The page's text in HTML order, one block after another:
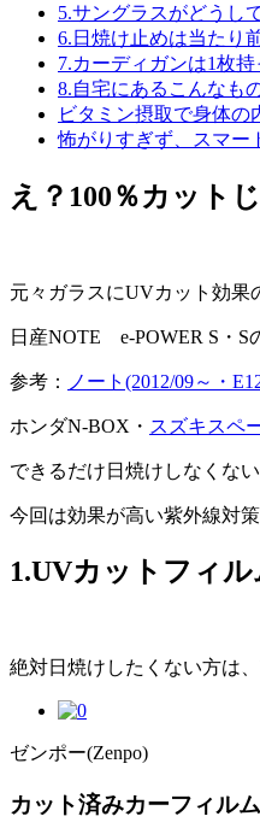
5.サングラスがどうし
6.日焼け止めは当たり
7.カーディガンは1枚
8.自宅にあるこんなも
ビタミン摂取で身体の
怖がりすぎず、スマー
え？100％カット
元々ガラスにUVカット効果
日産NOTE e-POWER S・S
参考： ノート(2012/09～・
ホンダN-BOX・ スズキスペ
できるだけ日焼けしなくな
今回は効果が高い紫外線対
1.UVカットフィ
絶対日焼けしたくない方は、
ゼンポー(Zenpo)
カット済みカーフィル